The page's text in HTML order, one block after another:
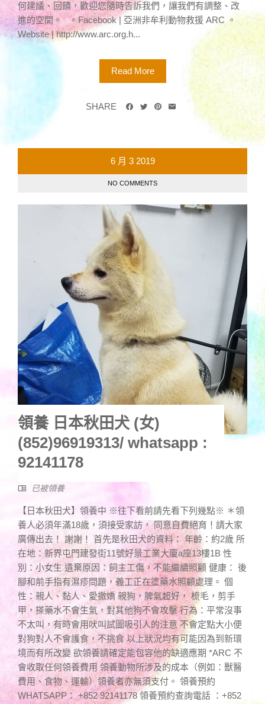
何建議、回饋，歡迎您隨時告訴我們，讓我們有調整、改
進的空間。 。Facebook | 亞洲非牟利動物救援 ARC 。
Website | http://www.arc.org.h...
Read More
SHARE
6 月 3 2019
NO COMMENTS
領養 日本秋田犬 (女)
(852)96919313/ whatsapp :
92141178
已被領養
【日本秋田犬】領養中 ※往下看前請先看下列幾點※ ＊領
養人必須年滿18歲，須接受家訪， 同意自費絕育！請大家
廣傳出去！ 謝謝！ 首先是秋田犬的資料： 年齡：約2歲 所
在地：新界屯門建發街11號好景工業大廈a座13樓1B 性
別：小女生 遺棄原因：飼主工傷，不能繼續照顧 健康： 後
腳和前手指有濕疹問題，義工正在塗藥水照顧處理。 個
性：親人、黏人、愛撒嬌 親狗，脾氣超好， 梳毛，剪手
甲，搽藥水不會生氣，對其他狗不會攻擊 行為：平常沒事
不太叫，有時會用吠叫試圖吸引人的注意 不會定點大小便
對狗對人不會護食，不挑食 以上狀況均有可能因為到新環
境而有所改變 欲領養請確定能包容他的缺適應期 *ARC 不
會收取任何領養費用 領養動物所涉及的成本（例如：獸醫
費用、食物、運輸）領養者亦無須支付。 領養預約
WHATSAPP： +852 92141178 領養預約查詢電話 ：+852